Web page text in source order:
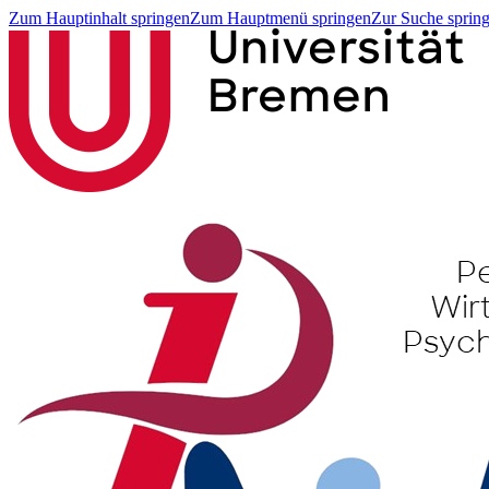
Zum Hauptinhalt springenZum Hauptmenü springenZur Suche